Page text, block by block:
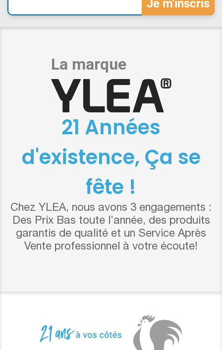
21 Années
d'existence, Ça se
fête !
Chez YLEA, nous avons 3 engagements :
Des Prix Bas toute l’année, des produits
garantis de qualité et un Service Après
Vente professionnel à votre écoute!